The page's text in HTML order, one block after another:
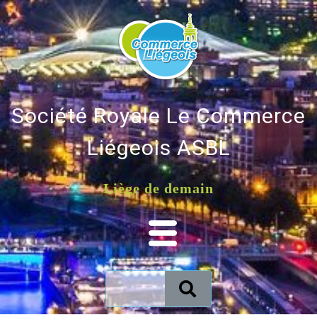
Société Royale Le Commerce
Liégeois ASBL
Liège de demain